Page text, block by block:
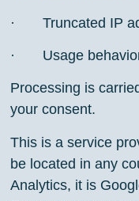
· Truncated IP
· Usage behavior
Processing is
your consent.
This is a service
be located in any
Analytics, it is